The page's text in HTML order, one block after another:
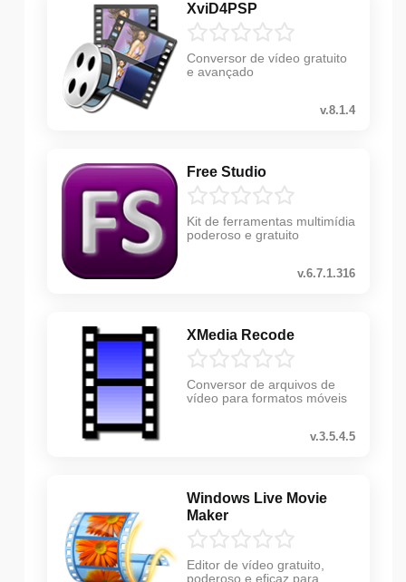
XviD4PSP
Conversor de vídeo gratuito
e avançado
v.8.1.4
Free Studio
Kit de ferramentas multimídia
poderoso e gratuito
v.6.7.1.316
XMedia Recode
Conversor de arquivos de
vídeo para formatos móveis
v.3.5.4.5
Windows Live Movie
Maker
Editor de vídeo gratuito,
poderoso e eficaz para